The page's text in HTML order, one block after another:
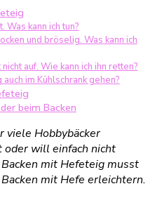
kann ich tun?
und bröselig. Was kann ich
auf. Wie kann ich ihn retten?
im Kühlschrank gehen?
beim Backen
viele Hobbybäcker
oder will einfach nicht
mit Hefeteig musst
mit Hefe erleichtern.